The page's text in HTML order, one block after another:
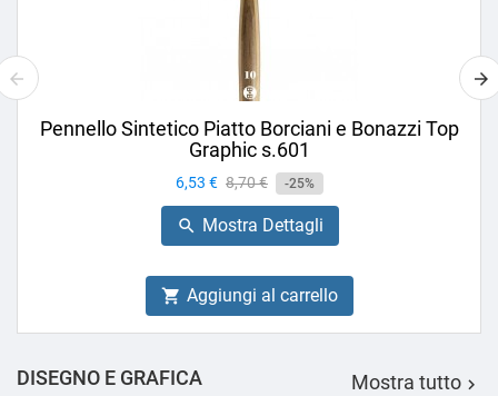
Pennello Sintetico Piatto Borciani e Bonazzi Top
Graphic s.601
Prezzo
6,53 € Prezzo
base
8,70 € -25%
 Mostra Dettagli
 Aggiungi al carrello
DISEGNO E GRAFICA Mostra tutto 